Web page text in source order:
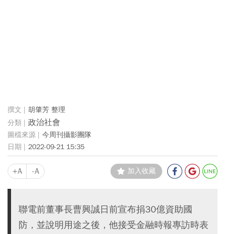
胡肇芳 整理
政治社會
今周刊攝影團隊
2022-09-21 15:35
+A -A 加入收藏
聯電前董事長曹興誠日前宣布捐30億資助國
防，並說明用途之後，他接受金融時報專訪時表